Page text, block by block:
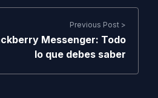
Previous Post >
Messenger: Todo
lo que debes saber